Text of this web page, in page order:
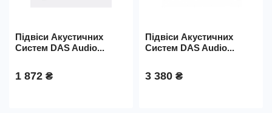
Підвіси Акустичних
Систем DAS Audio...
1 872 ₴
Підвіси Акустичних
Систем DAS Audio...
3 380 ₴